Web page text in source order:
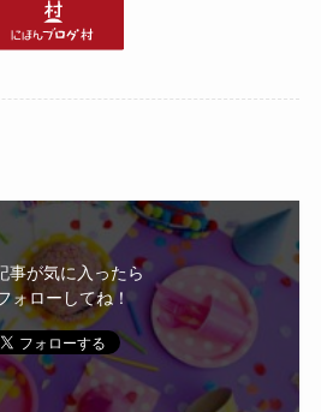
事が気に入ったら
ォローしてね！